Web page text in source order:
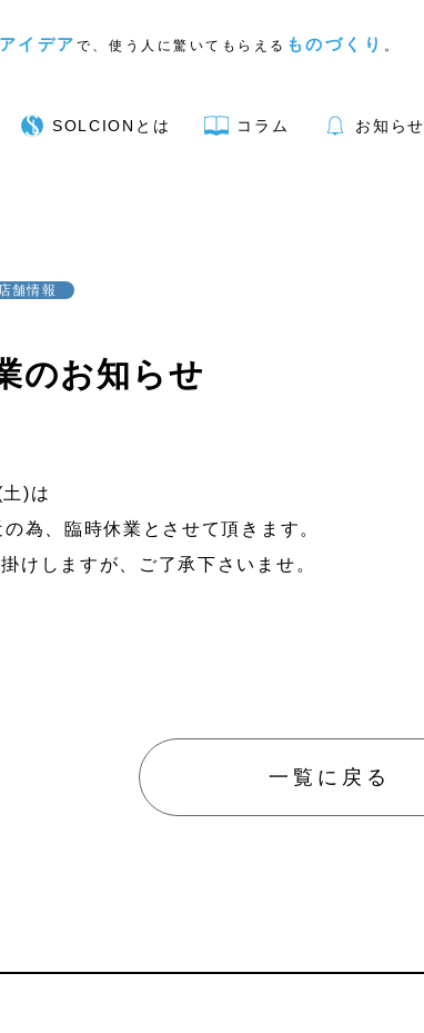
アイデア で、使う人に驚いてもらえる ものづくり 。
SOLCIONとは コラム お知らせ
のお知らせ
店舗情報
)は
為、臨時休業とさせて頂きます。
けしますが、ご了承下さいませ。
一覧に戻る